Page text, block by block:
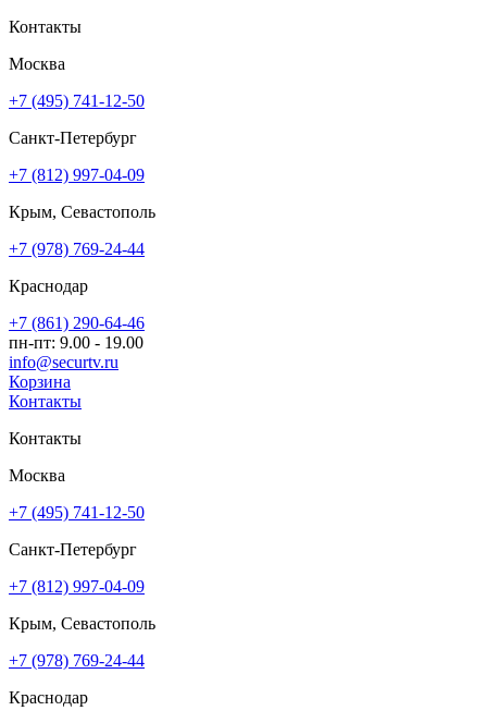
Контакты
Москва
+7 (495) 741-12-50
Санкт-Петербург
+7 (812) 997-04-09
Крым, Севастополь
+7 (978) 769-24-44
Краснодар
+7 (861) 290-64-46
пн-пт: 9.00 - 19.00
info@securtv.ru
Корзина
Контакты
Контакты
Москва
+7 (495) 741-12-50
Санкт-Петербург
+7 (812) 997-04-09
Крым, Севастополь
+7 (978) 769-24-44
Краснодар